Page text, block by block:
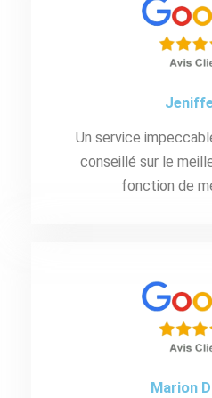
Un service
conseillé sur le
fonction de
Marion